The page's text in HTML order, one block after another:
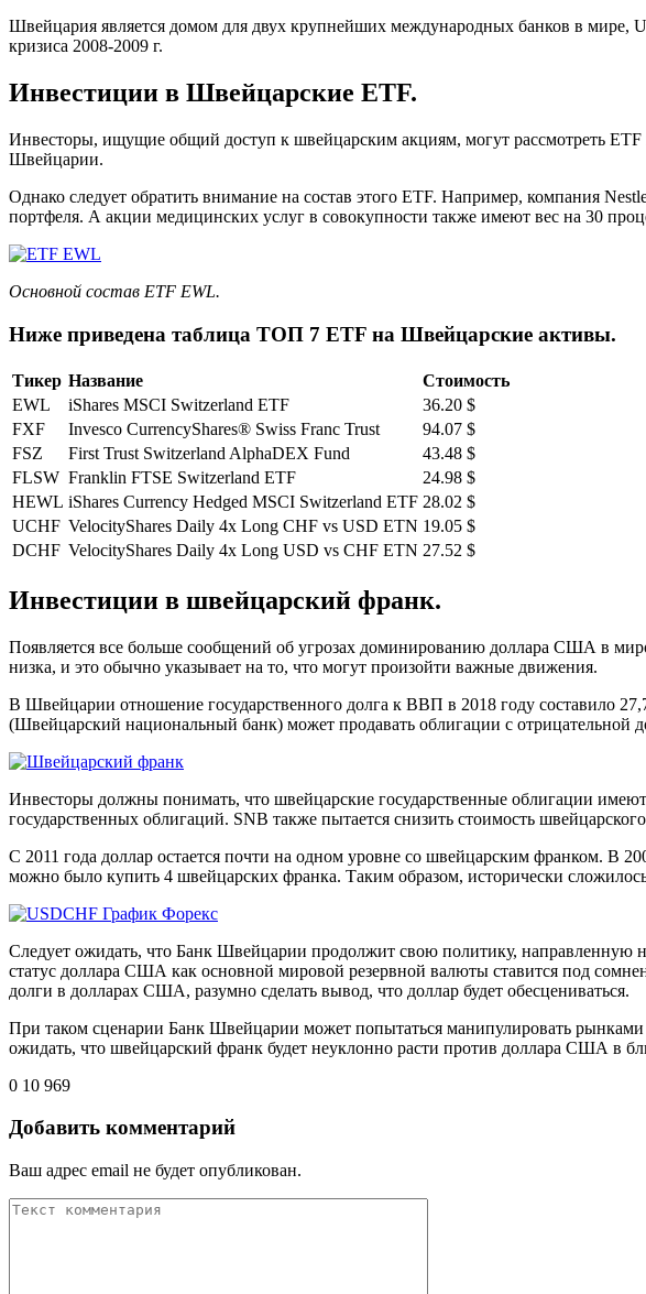
Швейцария является домом для двух крупнейших международных банков в мире,
кризиса 2008-2009 г.
Инвестиции в Швейцарские ETF.
Инвесторы, ищущие общий доступ к швейцарским акциям, могут рассмотреть
Швейцарии.
Однако следует обратить внимание на состав этого ETF. Например, компания
портфеля. А акции медицинских услуг в совокупности также имеют вес на 30
Основной состав ETF EWL.
Ниже приведена таблица ТОП 7 ETF на Швейцарские активы.
Тикер Название
Стоимость
EWL
iShares MSCI Switzerland ETF
36.20 $
FXF
Invesco CurrencyShares® Swiss Franc Trust
94.07 $
FSZ
First Trust Switzerland AlphaDEX Fund
43.48 $
FLSW Franklin FTSE Switzerland ETF
24.98 $
HEWL iShares Currency Hedged MSCI Switzerland ETF 28.02 $
UCHF VelocityShares Daily 4x Long CHF vs USD ETN 19.05 $
DCHF VelocityShares Daily 4x Long USD vs CHF ETN 27.52 $
Инвестиции в швейцарский франк.
Появляется все больше сообщений об угрозах доминированию доллара США в
низка, и это обычно указывает на то, что могут произойти важные движения.
В Швейцарии отношение государственного долга к ВВП в 2018 году составило
(Швейцарский национальный банк) может продавать облигации с отрицательной
Инвесторы должны понимать, что швейцарские государственные облигации
государственных облигаций. SNB также пытается снизить стоимость
С 2011 года доллар остается почти на одном уровне со швейцарским франком.
можно было купить 4 швейцарских франка. Таким образом, исторически
Следует ожидать, что Банк Швейцарии продолжит свою политику, направленную
статус доллара США как основной мировой резервной валюты ставится под
долги в долларах США, разумно сделать вывод, что доллар будет обесцениваться.
При таком сценарии Банк Швейцарии может попытаться манипулировать
ожидать, что швейцарский франк будет неуклонно расти против доллара США в
0 10 969
Добавить комментарий
Ваш адрес email не будет опубликован.